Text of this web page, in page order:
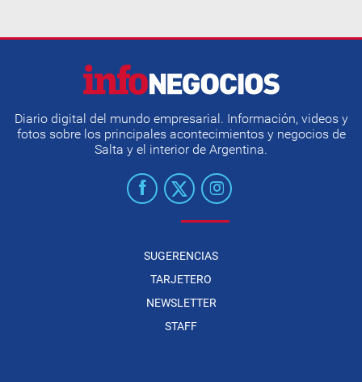
Diario digital del mundo empresarial. Información, videos y
fotos sobre los principales acontecimientos y negocios de
Salta y el interior de Argentina.
SUGERENCIAS
TARJETERO
NEWSLETTER
STAFF